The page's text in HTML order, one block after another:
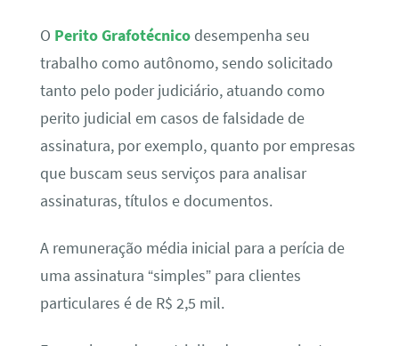
O Perito Grafotécnicodesempenha seu
trabalho como autônomo, sendo solicitado
tanto pelo poder judiciário, atuando como
perito judicial em casos de falsidade de
assinatura, por exemplo, quanto por empresas
que buscam seus serviços para analisar
assinaturas, títulos e documentos.
A remuneração média inicial para a perícia de
uma assinatura “simples” para clientes
particulares é de R$ 2,5 mil.